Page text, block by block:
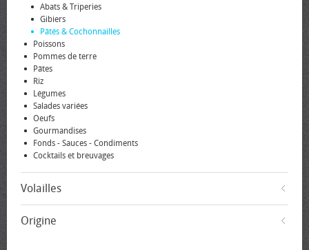
Abats & Triperies
Gibiers
Pâtés & Cochonnailles
Poissons
Pommes de terre
Pâtes
Riz
Légumes
Salades variées
Oeufs
Gourmandises
Fonds - Sauces - Condiments
Cocktails et breuvages
Volailles
Origine